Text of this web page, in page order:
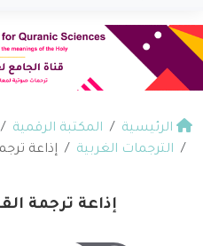
الرئيسية المكتبة الرقمية
الترجمات الغربية
إذاعة
إذاعة ترجمة